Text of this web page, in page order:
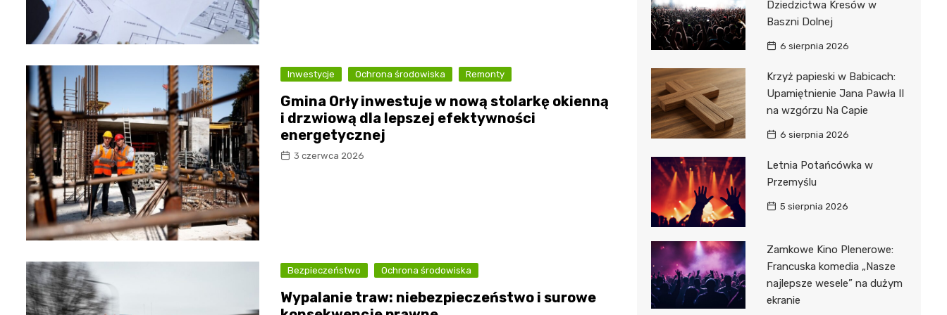
Sanem
Przemyskie „misie” –
miejskie rzeźby
Inwestycje Ochrona środowiska Remonty
Gmina Orły inwestuje w nową stolarkę okienną
i drzwiową dla lepszej efektywności
energetycznej
3 czerwca 2026
Bezpieczeństwo Ochrona środowiska
Wypalanie traw: niebezpieczeństwo i surowe
Dziedzictwa Kresów w
Baszni Dolnej
6 sierpnia 2026
Krzyż papieski w Babicach:
Upamiętnienie Jana Pawła II
na wzgórzu Na Capie
6 sierpnia 2026
Letnia Potańcówka w
Przemyślu
5 sierpnia 2026
Zamkowe Kino Plenerowe:
Francuska komedia „Nasze
najlepsze wesele” na dużym
ekranie